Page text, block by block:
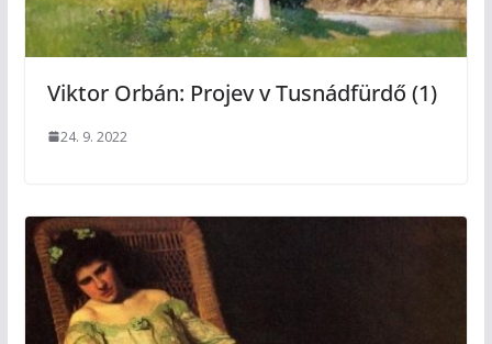
Viktor Orbán: Projev v Tusnádfürdő (1)
24. 9. 2022